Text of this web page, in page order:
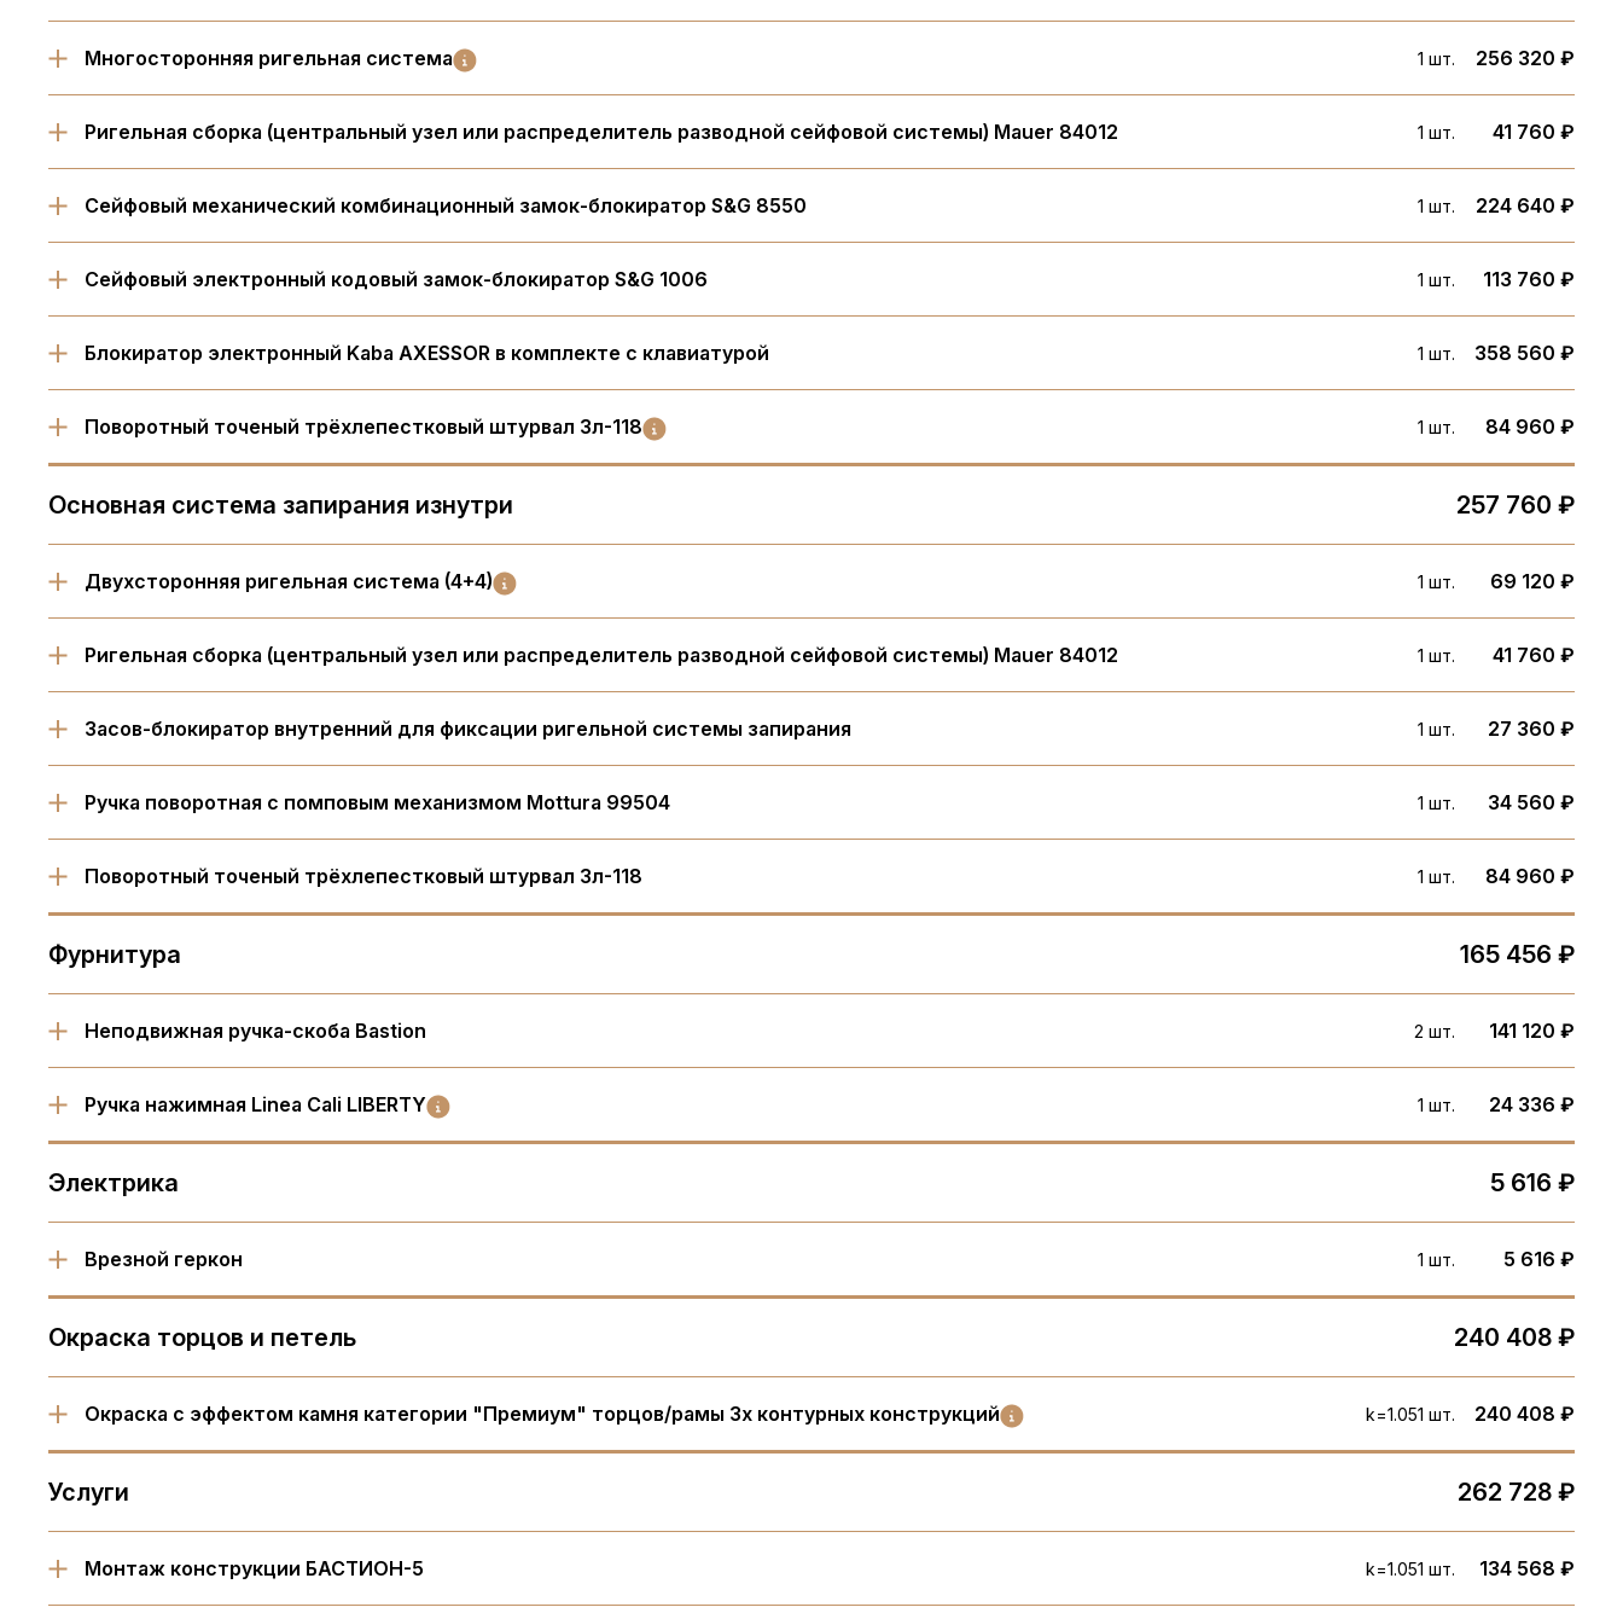
Многосторонняя ригельная система 1 шт. 256 320 ₽
Ригельная сборка (центральный узел или распределитель разводной сейфовой системы) Mauer 84012 1 шт. 41 760 ₽
Cейфовый механический комбинационный замок-блокиратор S&G 8550 1 шт. 224 640 ₽
Cейфовый электронный кодовый замок-блокиратор S&G 1006 1 шт. 113 760 ₽
Блокиратор электронный Kaba AXESSOR в комплекте с клавиатурой 1 шт. 358 560 ₽
Поворотный точеный трёхлепестковый штурвал 3л-118 1 шт. 84 960 ₽
Основная система запирания изнутри 257 760 ₽
Двухсторонняя ригельная система (4+4) 1 шт. 69 120 ₽
Ригельная сборка (центральный узел или распределитель разводной сейфовой системы) Mauer 84012 1 шт. 41 760 ₽
Засов-блокиратор внутренний для фиксации ригельной системы запирания 1 шт. 27 360 ₽
Ручка поворотная с помповым механизмом Mottura 99504 1 шт. 34 560 ₽
Поворотный точеный трёхлепестковый штурвал 3л-118 1 шт. 84 960 ₽
Фурнитура 165 456 ₽
Неподвижная ручка-скоба Bastion 2 шт. 141 120 ₽
Ручка нажимная Linea Cali LIBERTY 1 шт. 24 336 ₽
Электрика 5 616 ₽
Врезной геркон 1 шт. 5 616 ₽
Окраска торцов и петель 240 408 ₽
Окраска с эффектом камня категории "Премиум" торцов/рамы 3х контурных конструкций k=1.051 шт. 240 408 ₽
Услуги 262 728 ₽
Монтаж конструкции БАСТИОН-5 k=1.051 шт. 134 568 ₽